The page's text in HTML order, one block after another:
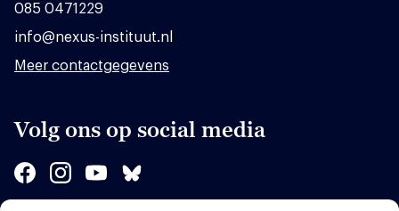
085 0471229
info@nexus-instituut.nl
Meer contactgegevens
Volg ons op social media